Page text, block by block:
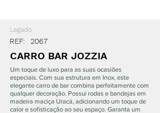
REF: 2067
Legado
CARRO BAR JOZZIA
Um toque de luxo para as suas ocasiões
especiais. Com sua estrutura em Inox, este
elegante carro de bar combina perfeitamente com
qualquer decoração. Possui rodas e bandejas em
madeira maciça Uracá, adicionando um toque de
calor e sofisticação ao seu espaço. Garanta um